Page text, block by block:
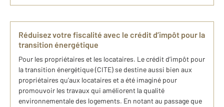
Réduisez votre fiscalité avec le crédit d’impôt pour la
transition énergétique
Pour les propriétaires et les locataires. Le crédit d’impôt pour
la transition énergétique (CITE) se destine aussi bien aux
propriétaires qu’aux locataires et a été imaginé pour
promouvoir les travaux qui améliorent la qualité
environnementale des logements. En notant au passage que